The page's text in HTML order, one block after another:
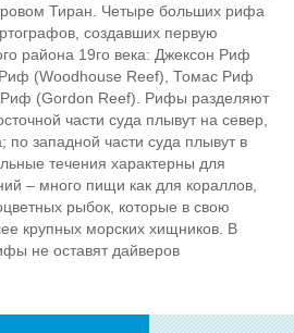
Тиран. Четыре больших рифа
создавших первую
района 19го века: Джексон Риф
(Woodhouse Reef), Томас Риф
(Gordon Reef). Рифы разделяют
части суда плывут на север,
по западной части суда плывут в
течения характерны для
– много пищи как для кораллов,
рыбок, которые в свою
крупных морских хищников. В
не оставят дайверов